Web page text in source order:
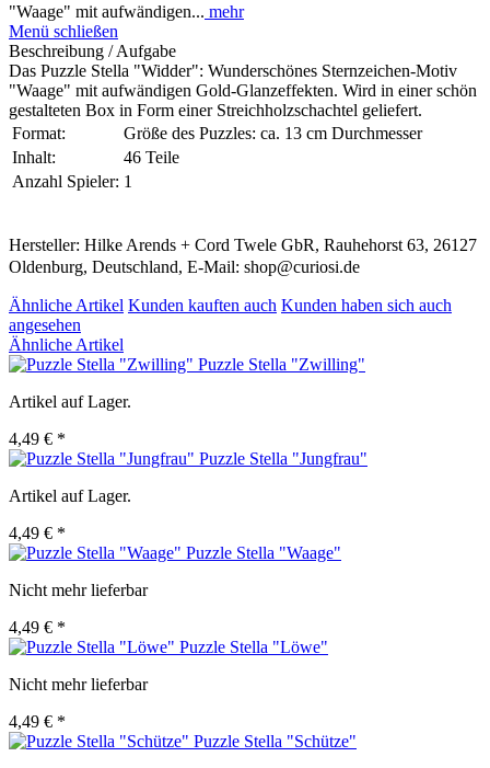
"Waage" mit aufwändigen... mehr
Menü schließen
Beschreibung / Aufgabe
Das Puzzle Stella "Widder": Wunderschönes Sternzeichen-Motiv
"Waage" mit aufwändigen Gold-Glanzeffekten. Wird in einer schön
gestalteten Box in Form einer Streichholzschachtel geliefert.
Format:
Größe des Puzzles: ca. 13 cm Durchmesser
Inhalt:
46 Teile
Anzahl Spieler: 1
Hersteller: Hilke Arends + Cord Twele GbR, Rauhehorst 63, 26127
Oldenburg, Deutschland, E-Mail: shop@curiosi.de
Ähnliche Artikel Kunden kauften auch Kunden haben sich auch
angesehen
Ähnliche Artikel
Puzzle Stella "Zwilling"
Artikel auf Lager.
4,49 € *
Puzzle Stella "Jungfrau"
Artikel auf Lager.
4,49 € *
Puzzle Stella "Waage"
Nicht mehr lieferbar
4,49 € *
Puzzle Stella "Löwe"
Nicht mehr lieferbar
4,49 € *
Puzzle Stella "Schütze"